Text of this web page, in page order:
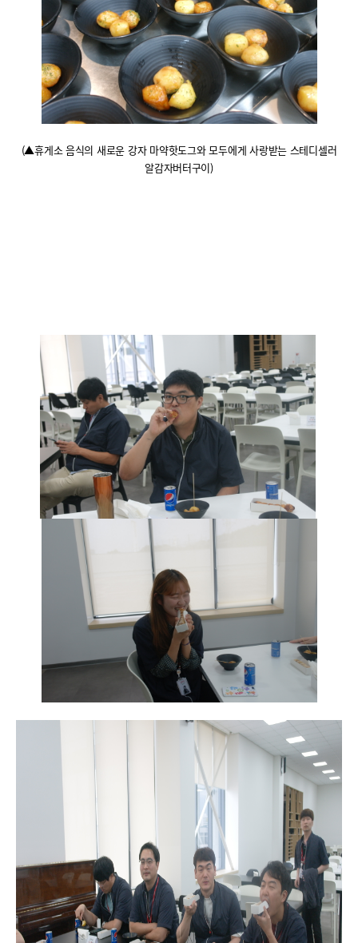
(▲휴게소 음식의 새로운 강자 마약핫도그와 모두에게 사랑받는 스테디셀러
알감자버터구이)